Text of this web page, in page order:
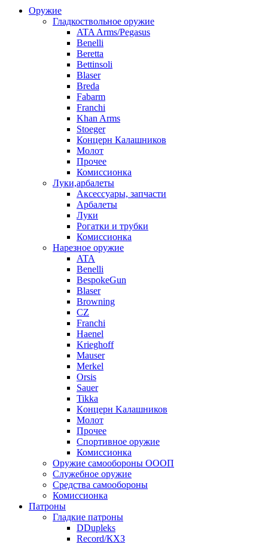
Оружие
Гладкоствольное оружие
ATA Arms/Pegasus
Benelli
Beretta
Bettinsoli
Blaser
Breda
Fabarm
Franchi
Khan Arms
Stoeger
Концерн Калашников
Молот
Прочее
Комиссионка
Луки,арбалеты
Аксессуары, запчасти
Арбалеты
Луки
Рогатки и трубки
Комиссионка
Нарезное оружие
ATA
Benelli
BespokeGun
Blaser
Browning
CZ
Franchi
Haenel
Krieghoff
Mauser
Merkel
Orsis
Sauer
Tikka
Кoнцеpн Kалашников
Молот
Прочее
Спортивное оружие
Комиссионка
Оружие самообороны ОООП
Служебное оружие
Средства самообороны
Комиссионка
Патроны
Гладкие патроны
DDupleks
Record/КХЗ